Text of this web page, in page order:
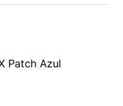
Patch Azul